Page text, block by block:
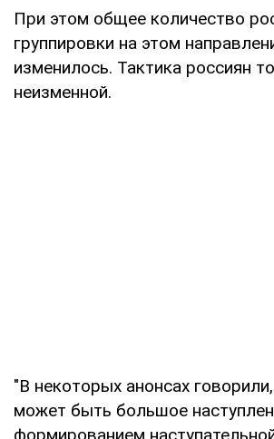
При этом общее количество
группировки на этом
изменилось. Тактика россиян
неизменной.
"В некоторых анонсах
может быть большое